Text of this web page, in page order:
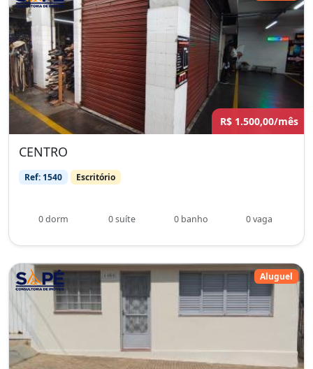
R$ 1.500,00/mês
CENTRO
Ref: 1540 Escritório
0 dorm 0 suíte 0 banho 0 vaga
Aluguel